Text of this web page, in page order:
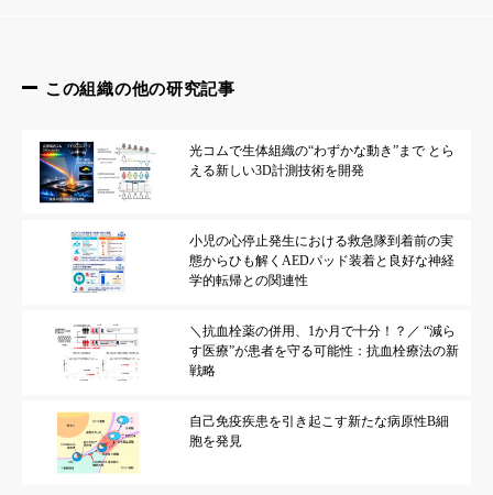
この組織の他の研究記事
光コムで生体組織の“わずかな動き”まで とら
える新しい3D計測技術を開発
小児の心停止発生における救急隊到着前の実
態からひも解くAEDパッド装着と良好な神経
学的転帰との関連性
＼抗血栓薬の併用、1か月で十分！？／ “減ら
す医療”が患者を守る可能性：抗血栓療法の新
戦略
自己免疫疾患を引き起こす新たな病原性B細
胞を発見